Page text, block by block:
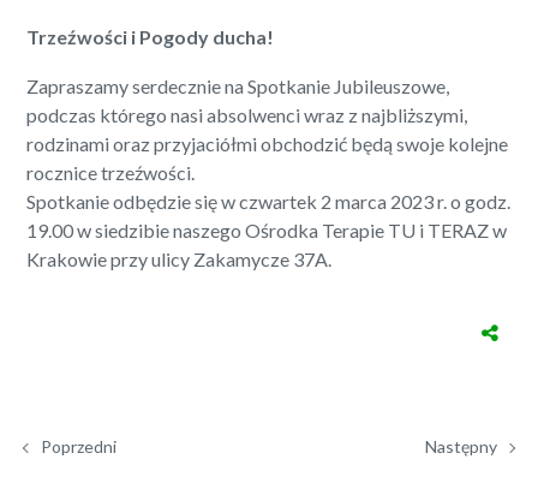
Trzeźwości i Pogody ducha!
Zapraszamy serdecznie na Spotkanie Jubileuszowe,
podczas którego nasi absolwenci wraz z najbliższymi,
rodzinami oraz przyjaciółmi obchodzić będą swoje kolejne
rocznice trzeźwości.
Spotkanie odbędzie się w czwartek 2 marca 2023 r. o godz.
19.00 w siedzibie naszego Ośrodka Terapie TU i TERAZ w
Krakowie przy ulicy Zakamycze 37A.
Poprzedni Następny